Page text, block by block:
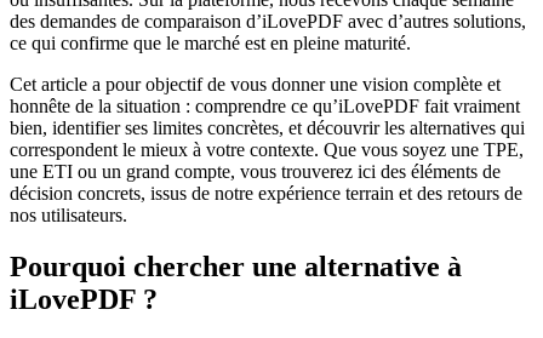
des demandes de comparaison d’iLovePDF avec d’autres solutions,
ce qui confirme que le marché est en pleine maturité.
Cet article a pour objectif de vous donner une vision complète et
honnête de la situation : comprendre ce qu’iLovePDF fait vraiment
bien, identifier ses limites concrètes, et découvrir les alternatives qui
correspondent le mieux à votre contexte. Que vous soyez une TPE,
une ETI ou un grand compte, vous trouverez ici des éléments de
décision concrets, issus de notre expérience terrain et des retours de
nos utilisateurs.
Pourquoi chercher une alternative à
iLovePDF ?